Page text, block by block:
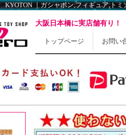
｜ガシャポン,フィギュア,トミ
大阪日本橋に実店舗有り！
トップページ お問い